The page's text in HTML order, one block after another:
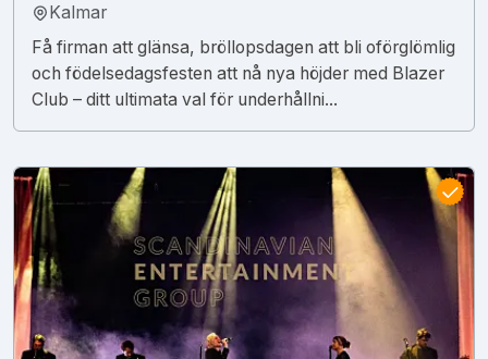
Kalmar
Få firman att glänsa, bröllopsdagen att bli oförglömlig
och födelsedagsfesten att nå nya höjder med Blazer
Club – ditt ultimata val för underhållni...